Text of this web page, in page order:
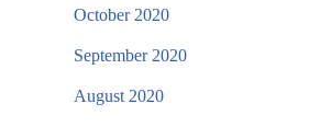
October 2020
September 2020
August 2020